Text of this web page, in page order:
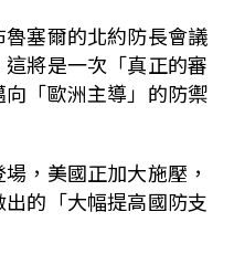
塞爾的北約防長會議
這將是一次「真正的審
「歐洲主導」的防禦
，美國正加大施壓，
的「大幅提高國防支